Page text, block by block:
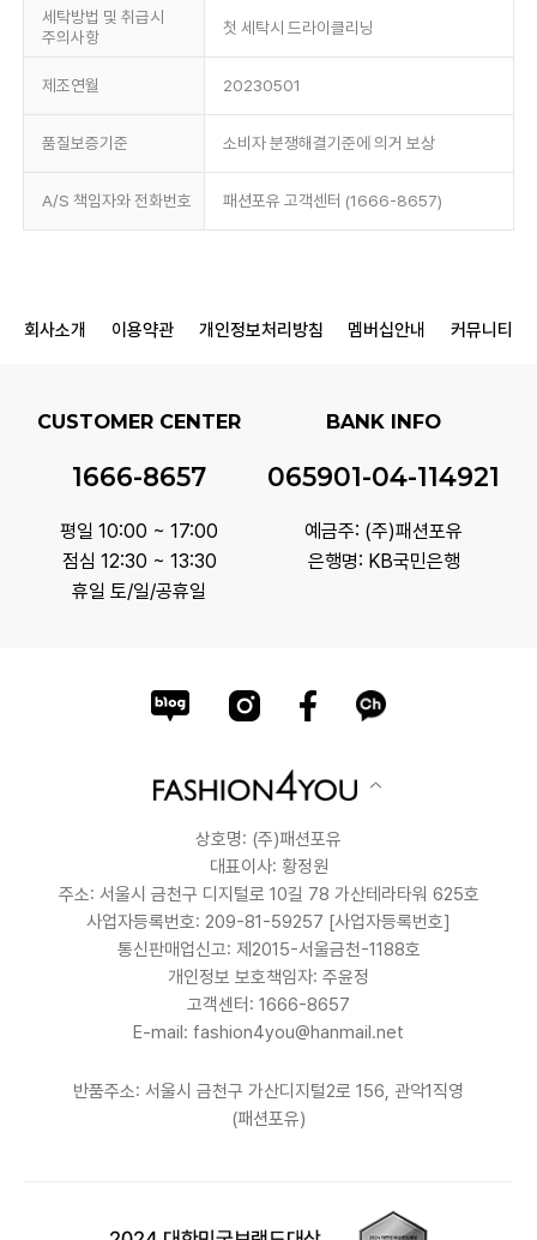
세탁방법 및 취급시
주의사항
첫 세탁시 드라이클리닝
제조연월 20230501
품질보증기준 소비자 분쟁해결기준에 의거 보상
A/S 책임자와 전화번호 패션포유 고객센터 (1666-8657)
회사소개 이용약관 개인정보처리방침 멤버십안내 커뮤니티
CUSTOMER CENTER
1666-8657
평일 10:00 ~ 17:00
점심 12:30 ~ 13:30
휴일 토/일/공휴일
BANK INFO
065901-04-114921
예금주: (주)패션포유
은행명: KB국민은행
상호명: (주)패션포유
대표이사: 황정원
주소: 서울시 금천구 디지털로 10길 78 가산테라타워 625호
사업자등록번호: 209-81-59257 [사업자등록번호]
통신판매업신고: 제2015-서울금천-1188호
개인정보 보호책임자: 주윤정
고객센터: 1666-8657
E-mail: fashion4you@hanmail.net
반품주소: 서울시 금천구 가산디지털2로 156, 관악1직영
(패션포유)